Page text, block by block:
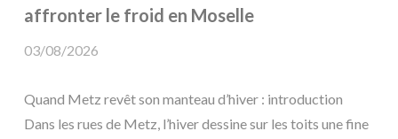
affronter le froid en Moselle
03/08/2026
Quand Metz revêt son manteau d’hiver : introduction
Dans les rues de Metz, l’hiver dessine sur les toits une fine